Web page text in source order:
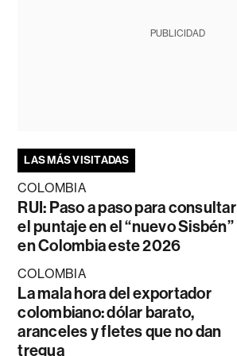
PUBLICIDAD
LAS MÁS VISITADAS
COLOMBIA
RUI: Paso a paso para consultar
el puntaje en el “nuevo Sisbén”
en Colombia este 2026
COLOMBIA
La mala hora del exportador
colombiano: dólar barato,
aranceles y fletes que no dan
tregua